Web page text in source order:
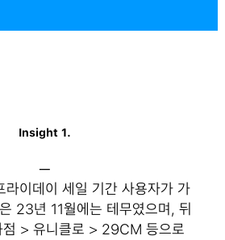
Insight 1.
─
라이데이 세일 기간 사용자가 가
23년 11월에는 테무였으며, 뒤
점 > 유니클로 > 29CM 등으로